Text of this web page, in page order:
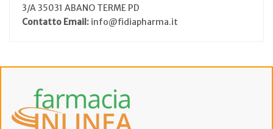
3/A 35031 ABANO TERME PD
Contatto Email: info@fidiapharma.it